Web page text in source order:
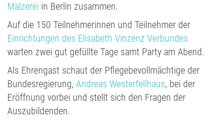
Mälzerei in Berlin zusammen.
Auf die 150 Teilnehmerinnen und Teilnehmer der
Einrichtungen des Elisabeth Vinzenz Verbundes
warten zwei gut gefüllte Tage samt Party am Abend.
Als Ehrengast schaut der Pflegebevollmächtige der
Bundesregierung, Andreas Westerfellhaus, bei der
Eröffnung vorbei und stellt sich den Fragen der
Auszubildenden.